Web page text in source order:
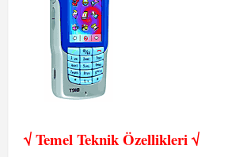
√ Temel Teknik Özellikleri √